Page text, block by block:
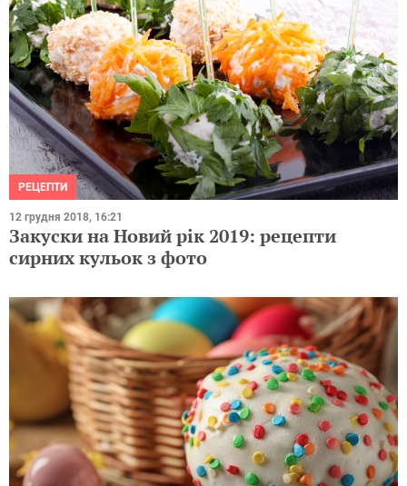
РЕЦЕПТИ
12 грудня 2018, 16:21
Закуски на Новий рік 2019: рецепти
сирних кульок з фото